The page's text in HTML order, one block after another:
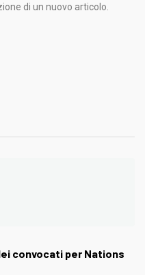
di un nuovo articolo.
convocati per Nations